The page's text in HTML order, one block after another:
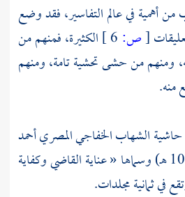
من أهمية في عالم التفاسير، فقد وضع
[ص:
الكثيرة، فمنهم من
ومنهم من حشى تحشية تامة، ومنهم
الشهاب الخفاجي المصري أحمد
(ت 1069 هـ) وسماها « عناية القاضي وكفاية
في ثمانية مجلدات.